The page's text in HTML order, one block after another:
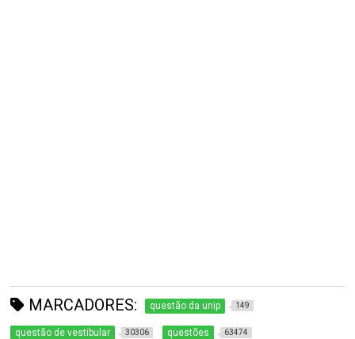
MARCADORES: questão da unip 149
questão de vestibular 30306 questões 63474